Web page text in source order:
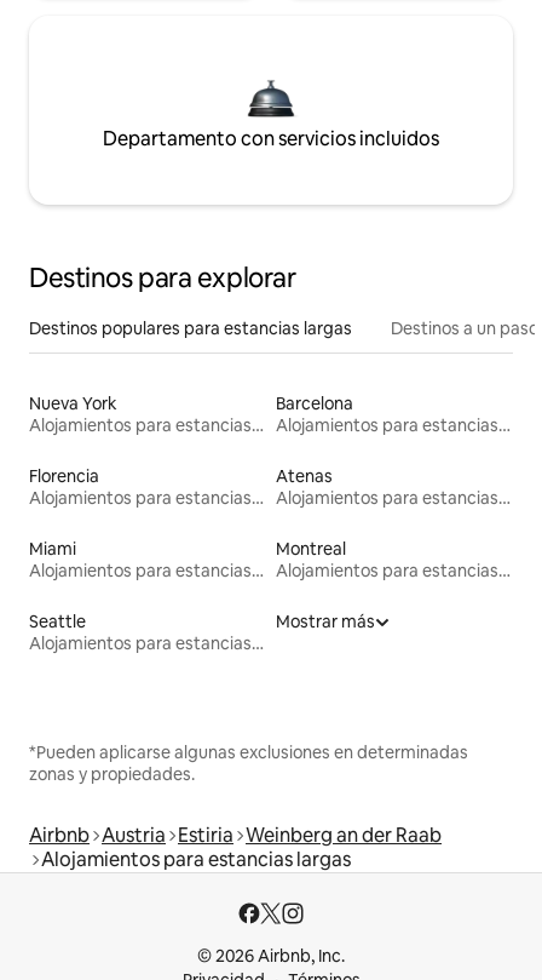
Departamento con servicios incluidos
Destinos para explorar
Destinos populares para estancias largas Destinos a un
Nueva York
Alojamientos para estancias largas
Barcelona
Alojamientos para estancias largas
Florencia
Alojamientos para estancias largas
Atenas
Alojamientos para estancias largas
Miami
Alojamientos para estancias largas
Montreal
Alojamientos para estancias largas
Seattle
Alojamientos para estancias largas
Mostrar más
*Pueden aplicarse algunas exclusiones en determinadas
zonas y propiedades.
Airbnb Austria Estiria Weinberg an der Raab
Alojamientos para estancias largas
© 2026 Airbnb, Inc.